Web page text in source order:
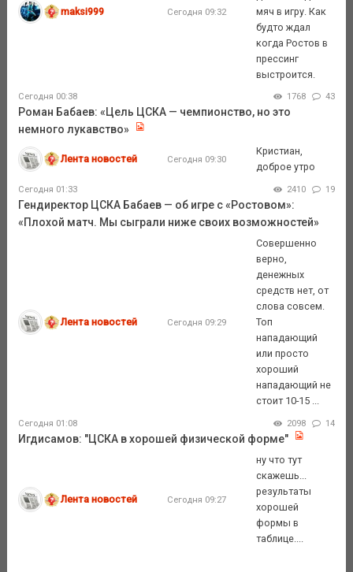
maksi999 Сегодня 09:32
мяч в игру. Как
будто ждал
когда Ростов в
прессинг
выстроится.
Сегодня 00:38 1768 43
Роман Бабаев: «Цель ЦСКА — чемпионство, но это
немного лукавство»
Лента новостей Сегодня 09:30
Кристиан,
доброе утро
Сегодня 01:33 2410 19
Гендиректор ЦСКА Бабаев — об игре с «Ростовом»:
«Плохой матч. Мы сыграли ниже своих возможностей»
Лента новостей Сегодня 09:29
Совершенно
верно,
денежных
средств нет, от
слова совсем.
Топ
нападающий
или просто
хороший
нападающий не
стоит 10-15 ...
Сегодня 01:08 2098 14
Игдисамов: "ЦСКА в хорошей физической форме"
Лента новостей Сегодня 09:27
ну что тут
скажешь...
результаты
хорошей
формы в
таблице....